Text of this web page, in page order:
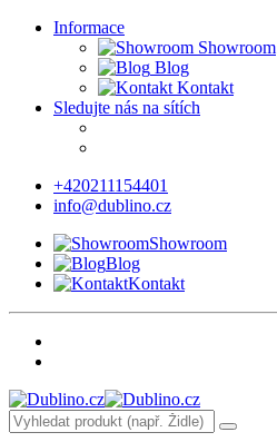
Informace
Showroom
Blog
Kontakt
Sledujte nás na sítích
+420211154401
info@dublino.cz
Showroom
Blog
Kontakt